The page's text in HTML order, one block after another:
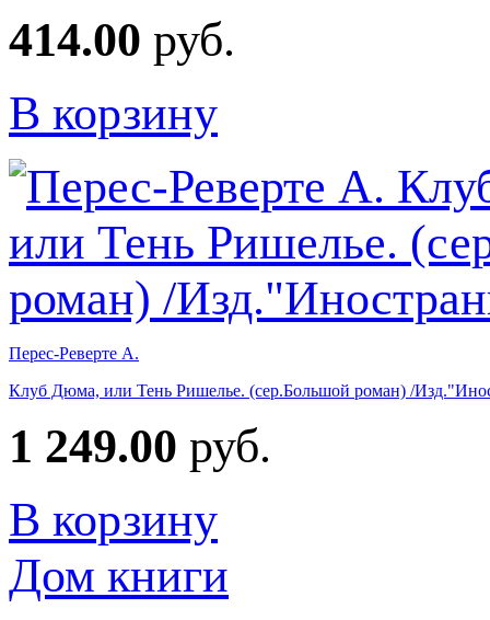
414.00 руб.
В корзину
Перес-Реверте А.
Клуб Дюма, или Тень Ришелье. (сер.Большой роман) /
1 249.00 руб.
В корзину
Дом книги